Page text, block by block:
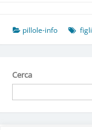
pillole-info figli
Cerca